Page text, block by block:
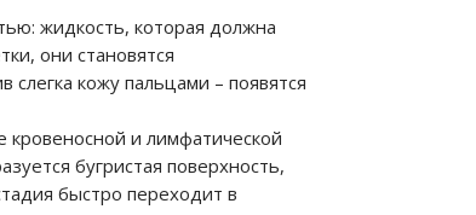
жидкость, которая должна
они становятся
кожу пальцами – появятся
кровеносной и лимфатической
бугристая поверхность,
быстро переходит в